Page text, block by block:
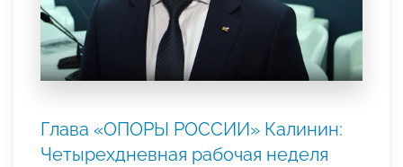
Глава «ОПОРЫ РОССИИ» Калинин:
Четырехдневная рабочая неделя